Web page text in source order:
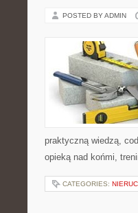
POSTED BY ADMIN
praktyczną wiedzą,
opieką nad końmi,
CATEGORIES: